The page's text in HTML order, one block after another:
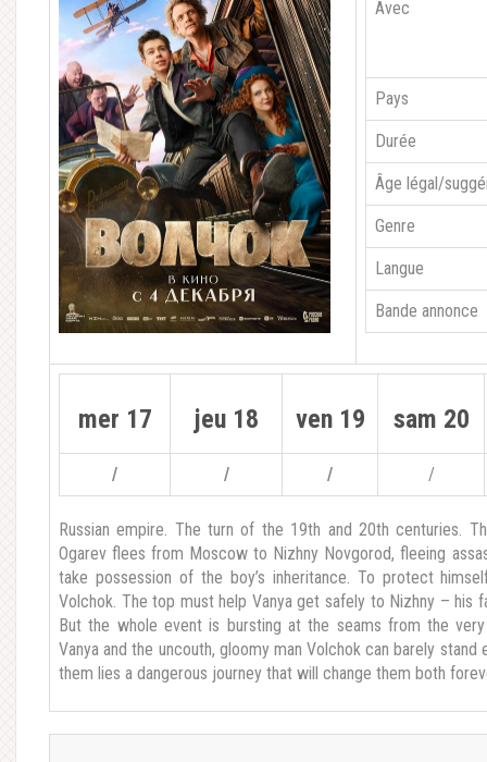
Avec
Pays
Durée
Âge légal/
Genre
Langue
Bande annonce
mer 17 jeu 18 ven 19 sam 20
/ / / /
Russian empire. The turn of the 19th and 20th centuries.
Ogarev flees from Moscow to Nizhny Novgorod, fleeing
take possession of the boy’s inheritance. To protect
Volchok. The top must help Vanya get safely to Nizhny – his
But the whole event is bursting at the seams from the
Vanya and the uncouth, gloomy man Volchok can barely
them lies a dangerous journey that will change them both